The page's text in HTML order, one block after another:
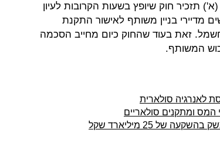
תזכיר חוק שיופץ בשעות הקרובות לעיון
מדיירי בניין משותף לאישור התקנת
זאת בעוד שהחוק כיום מחייב הסכמה
המשותף.
לאנרגיה סולארית
המס ומתקנים סולאריים
של 25 מיליארד שקל